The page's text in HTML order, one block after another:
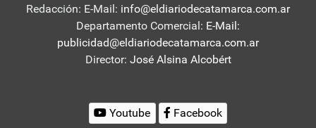
Redacción: E-Mail: info@eldiariodecatamarca.com.ar
Departamento Comercial: E-Mail:
publicidad@eldiariodecatamarca.com.ar
Director: José Alsina Alcobért
Youtube Facebook